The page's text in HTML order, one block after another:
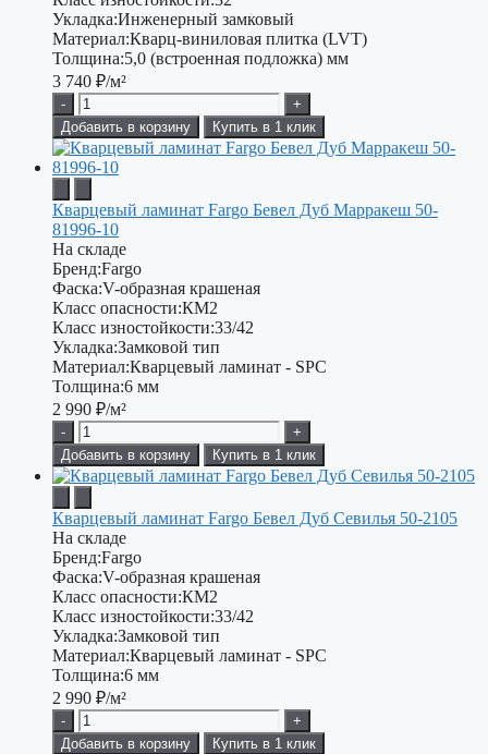
Укладка:Инженерный замковый
Материал:Кварц-виниловая плитка (LVT)
Толщина:5,0 (встроенная подложка) мм
3 740 ₽/м²
-
+
Добавить в корзину
Купить в 1 клик
Кварцевый ламинат Fargo Бевел Дуб Марракеш 50-
81996-10
На складе
Бренд:Fargo
Фаска:V-образная крашеная
Класс опасности:КМ2
Класс изностойкости:33/42
Укладка:Замковой тип
Материал:Кварцевый ламинат - SPC
Толщина:6 мм
2 990 ₽/м²
-
+
Добавить в корзину
Купить в 1 клик
Кварцевый ламинат Fargo Бевел Дуб Севилья 50-2105
На складе
Бренд:Fargo
Фаска:V-образная крашеная
Класс опасности:КМ2
Класс изностойкости:33/42
Укладка:Замковой тип
Материал:Кварцевый ламинат - SPC
Толщина:6 мм
2 990 ₽/м²
-
+
Добавить в корзину
Купить в 1 клик